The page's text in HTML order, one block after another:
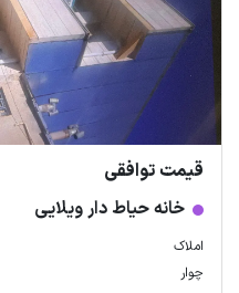
قیمت توافقی
خانه حیاط دار ویلایی
املاک
چوار